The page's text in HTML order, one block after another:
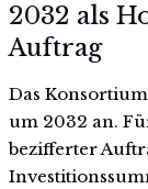
2032 als
Auftrag
Das
um 2032 an.
bezifferter